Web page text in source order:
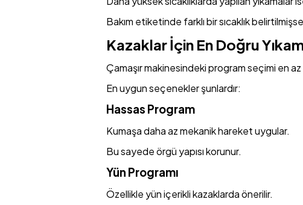
Bakım etiketinde farklı bir sıcaklık
Kazaklar İçin En Doğru
Çamaşır makinesindeki program seçimi en az
En uygun seçenekler şunlardır:
Hassas Program
Kumaşa daha az mekanik hareket uygular.
Bu sayede örgü yapısı korunur.
Yün Programı
Özellikle yün içerikli kazaklarda önerilir.